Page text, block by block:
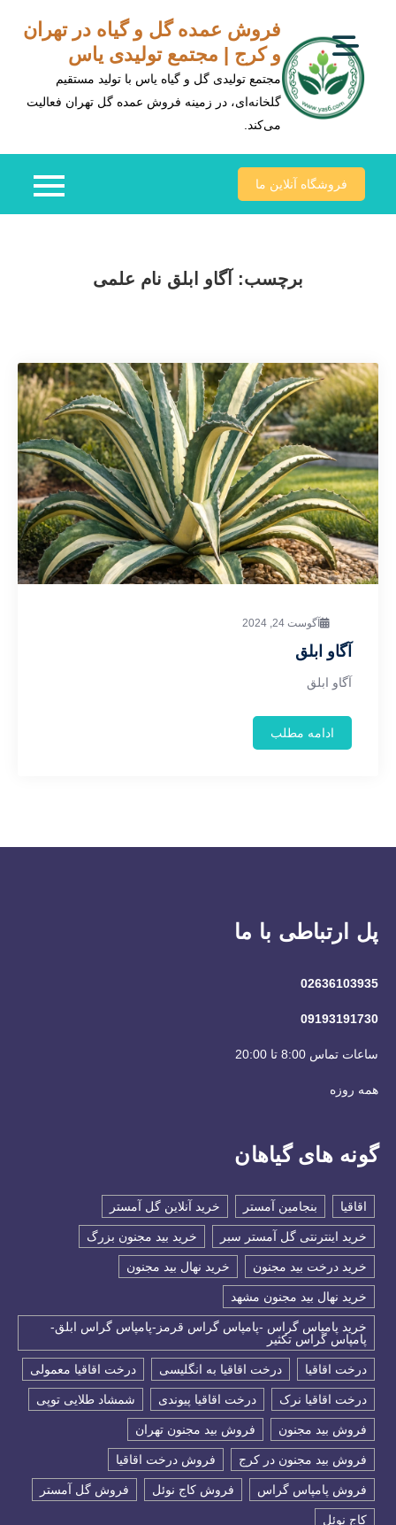
content
فروش عمده گل و گیاه در تهران
و کرج | مجتمع تولیدی یاس
مجتمع تولیدی گل و گیاه یاس با تولید مستقیم
گلخانه‌ای، در زمینه فروش عمده گل تهران فعالیت
می‌کند.
فروشگاه آنلاین ما
برچسب: آگاو ابلق نام علمی
آگوست 24, 2024
آگاو ابلق
آگاو ابلق
ادامه مطلب
پل ارتباطی با ما
02636103935
09193191730
ساعات تماس 8:00 تا 20:00
همه روزه
گونه های گیاهان
اقاقیا بنجامین آمستر خرید آنلاین گل آمستر
خرید اینترنتی گل آمستر سبر خرید بید مجنون بزرگ
خرید درخت بید مجنون خرید نهال بید مجنون
خرید نهال بید مجنون مشهد
خرید پامپاس گراس -پامپاس گراس قرمز-پامپاس گراس ابلق-
پامپاس گراس تکثیر
درخت اقاقیا درخت اقاقیا به انگلیسی درخت اقاقیا معمولی
درخت اقاقیا نرک درخت اقاقیا پیوندی شمشاد طلایی توپی
فروش بید مجنون فروش بید مجنون تهران
فروش بید مجنون در کرج فروش درخت اقاقیا
فروش پامپاس گراس فروش کاج نوئل فروش گل آمستر
كاج نوئل